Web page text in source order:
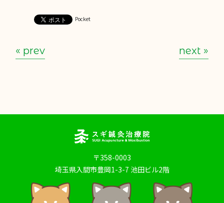
Pocket
« prev next »
〒358-0003
埼玉県入間市豊岡1-3-7 池田ビル2階